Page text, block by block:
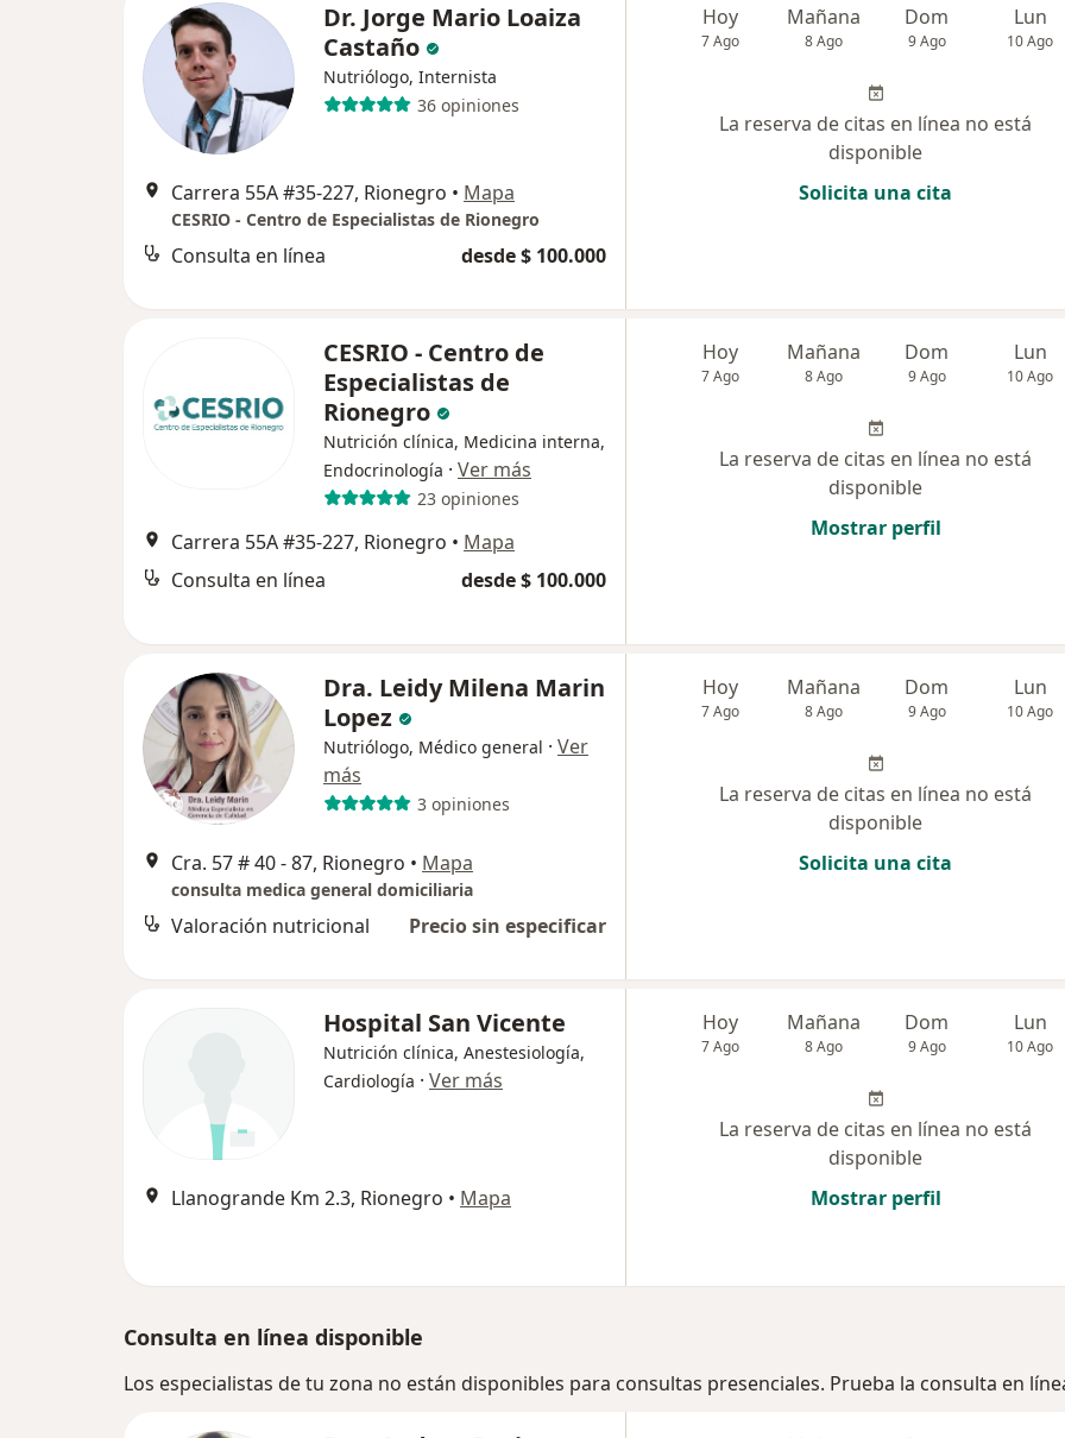
Dr. Jorge Mario Loaiza
Castaño
Nutriólogo, Internista
36 opiniones
Carrera 55A #35-227, Rionegro • Mapa
CESRIO - Centro de Especialistas de Rionegro
Consulta en línea desde $ 100.000
Hoy
7 Ago
Mañana
8 Ago
Dom
9 Ago
Lun
10 Ago
La reserva de citas en línea no está
disponible
Solicita una cita
CESRIO - Centro de
Especialistas de
Rionegro
Nutrición clínica, Medicina interna,
Endocrinología · Ver más
23 opiniones
Carrera 55A #35-227, Rionegro • Mapa
Consulta en línea
desde $ 100.000
Hoy
7 Ago
Mañana
8 Ago
Dom
9 Ago
Lun
10 Ago
La reserva de citas en línea no está
disponible
Mostrar perfil
Dra. Leidy Milena Marin
Lopez
Nutriólogo, Médico general · Ver
más
3 opiniones
Cra. 57 # 40 - 87, Rionegro • Mapa
consulta medica general domiciliaria
Valoración nutricional Precio sin especificar
Hoy
7 Ago
Mañana
8 Ago
Dom
9 Ago
Lun
10 Ago
La reserva de citas en línea no está
disponible
Solicita una cita
Hospital San Vicente
Nutrición clínica, Anestesiología,
Cardiología · Ver más
Llanogrande Km 2.3, Rionegro • Mapa
Hoy
7 Ago
Mañana
8 Ago
Dom
9 Ago
Lun
10 Ago
La reserva de citas en línea no está
disponible
Mostrar perfil
Consulta en línea disponible
Los especialistas de tu zona no están disponibles para consultas presenciales. Prueba la consulta en